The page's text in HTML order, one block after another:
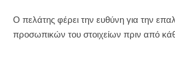
Ο πελάτης φέρει την ευθύνη για την
προσωπικών του στοιχείων πριν από